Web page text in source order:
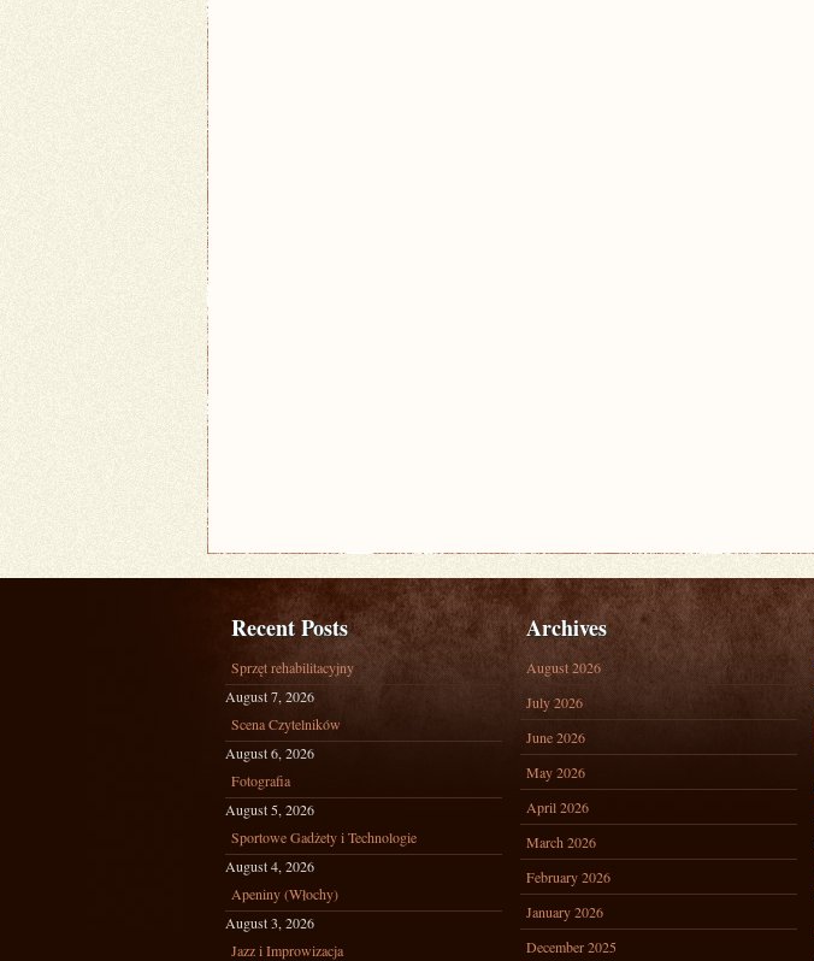
Recent Posts
Sprzęt rehabilitacyjny
August 7, 2026
Scena Czytelników
August 6, 2026
Fotografia
August 5, 2026
Sportowe Gadżety i Technologie
August 4, 2026
Apeniny (Włochy)
August 3, 2026
Jazz i Improwizacja
Archives
August 2026
July 2026
June 2026
May 2026
April 2026
March 2026
February 2026
January 2026
December 2025